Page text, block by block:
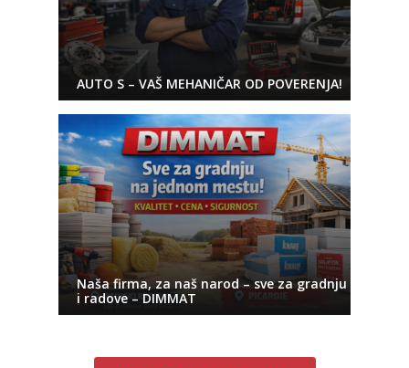
AUTO S – VAŠ MEHANIČAR OD POVERENJA!
Naša firma, za naš narod – sve za gradnju
i radove – DIMMAT